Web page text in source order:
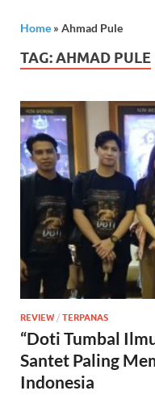
Home » Ahmad Pule
TAG:AHMAD PULE
REVIEW / TERPANAS
“Doti Tumbal
Santet Paling
Indonesia